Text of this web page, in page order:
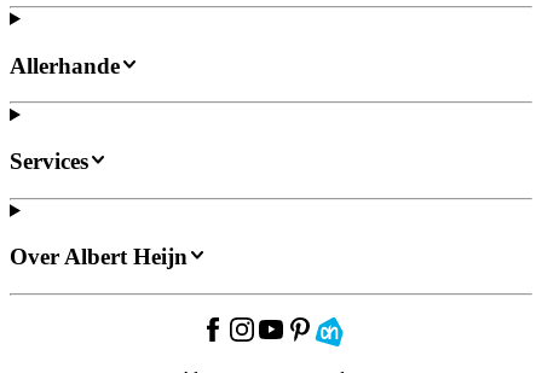
Allerhande
Services
Over Albert Heijn